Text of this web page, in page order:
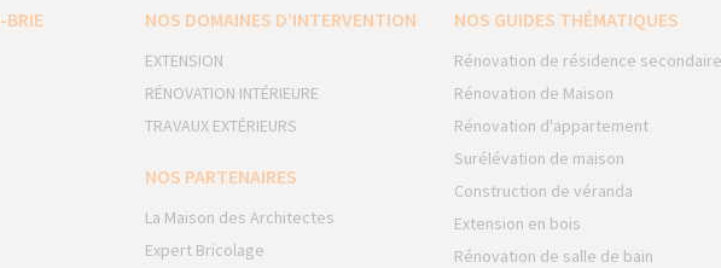
BRIE NOS DOMAINES D’INTERVENTION
EXTENSION
RÉNOVATION INTÉRIEURE
TRAVAUX EXTÉRIEURS
NOS PARTENAIRES
La Maison des Architectes
Expert Bricolage
NOS GUIDES THÉMATIQUES
Rénovation de résidence secondaire
Rénovation de Maison
Rénovation d'appartement
Surélévation de maison
Construction de véranda
Extension en bois
Rénovation de salle de bain